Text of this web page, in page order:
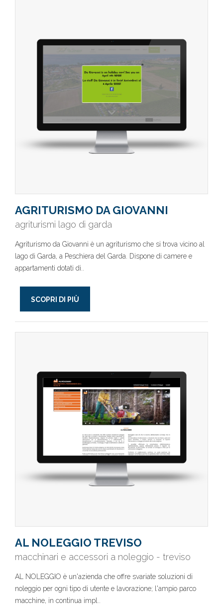
AGRITURISMO DA GIOVANNI
agriturismi lago di garda
Agriturismo da Giovanni è un agriturismo che si trova vicino al
lago di Garda, a Peschiera del Garda. Dispone di camere e
appartamenti dotati di..
SCOPRI DI PIÙ
AL NOLEGGIO TREVISO
macchinari e accessori a noleggio - treviso
AL NOLEGGIO è un'azienda che offre svariate soluzioni di
noleggio per ogni tipo di utente e lavorazione; l'ampio parco
macchine, in continua impl..